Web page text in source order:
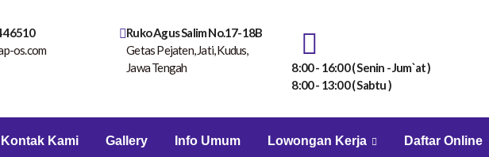
os.com
Ruko Agus Salim No.17-18B
Getas Pejaten, Jati, Kudus,
Jawa Tengah
8:00 - 16:00 ( Senin - Jum`at )
8:00 - 13:00 ( Sabtu )
Kontak Kami Gallery Info Umum Lowongan Kerja Daftar Online